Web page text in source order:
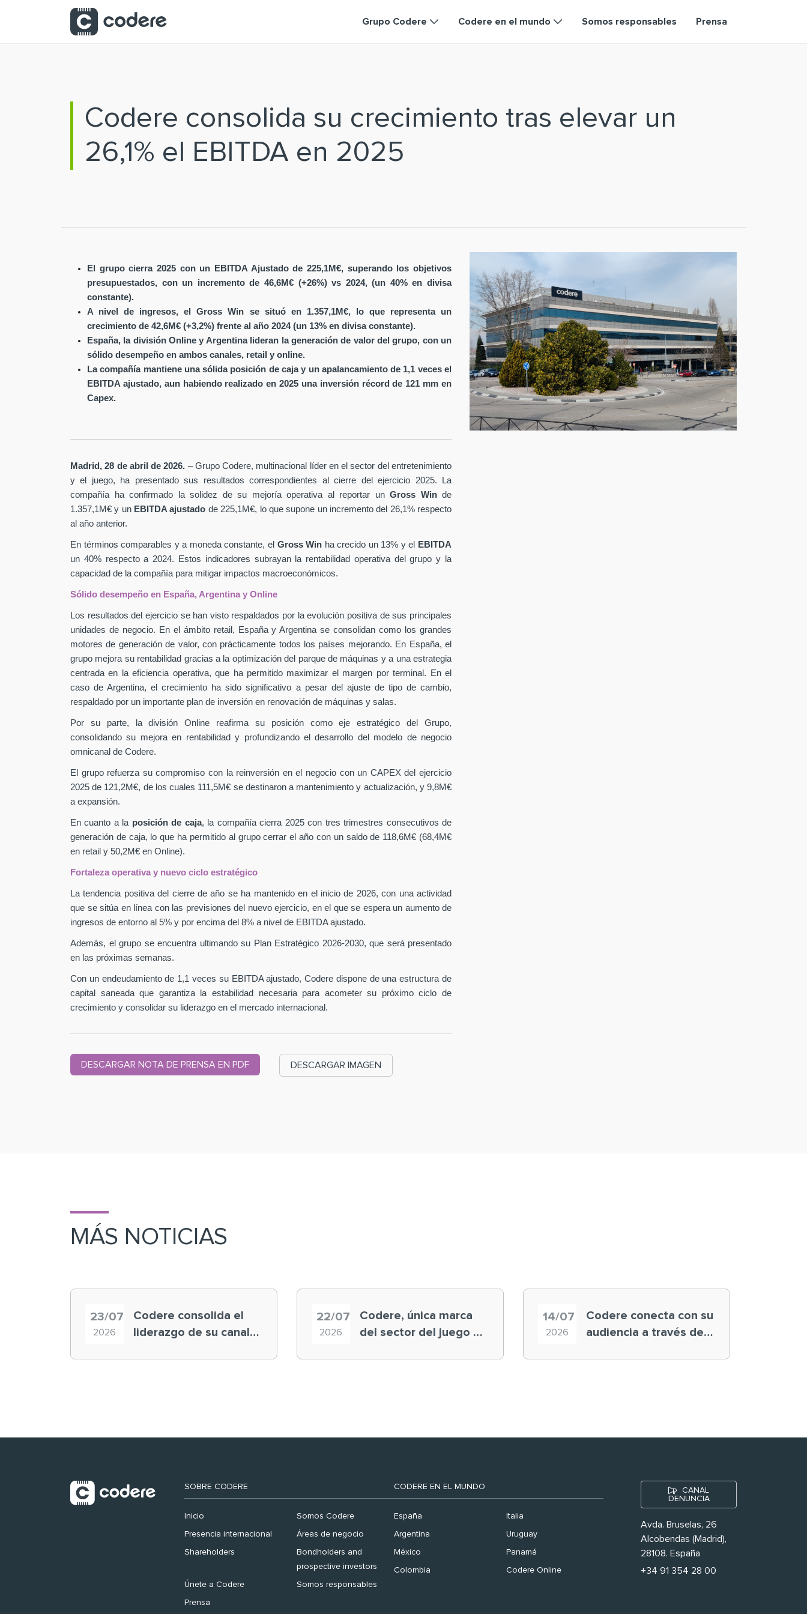
Saltar al contenido principal
Grupo Codere Codere en el mundo Somos responsables Prensa
Codere consolida su crecimiento tras elevar un
26,1% el EBITDA en 2025
El grupo cierra 2025 con un EBITDA Ajustado de 225,1M€, superando los objetivos
presupuestados, con un incremento de 46,6M€ (+26%) vs 2024, (un 40% en divisa
constante).
A nivel de ingresos, el Gross Win se situó en 1.357,1M€, lo que representa un
crecimiento de 42,6M€ (+3,2%) frente al año 2024 (un 13% en divisa constante).
España, la división Online y Argentina lideran la generación de valor del grupo, con un
sólido desempeño en ambos canales, retail y online.
La compañía mantiene una sólida posición de caja y un apalancamiento de 1,1 veces el
EBITDA ajustado, aun habiendo realizado en 2025 una inversión récord de 121 mm en
Capex.
Madrid, 28 de abril de 2026. – Grupo Codere, multinacional líder en el sector del entretenimiento
y el juego, ha presentado sus resultados correspondientes al cierre del ejercicio 2025. La
compañía ha confirmado la solidez de su mejoría operativa al reportar un Gross Win de
1.357,1M€ y un EBITDA ajustado de 225,1M€, lo que supone un incremento del 26,1% respecto
al año anterior.
En términos comparables y a moneda constante, el Gross Win ha crecido un 13% y el
EBITDA
un 40% respecto a 2024. Estos indicadores subrayan la rentabilidad operativa del grupo y la
capacidad de la compañía para mitigar impactos macroeconómicos.
Sólido desempeño en España, Argentina y Online
Los resultados del ejercicio se han visto respaldados por la evolución positiva de sus principales
unidades de negocio. En el ámbito retail, España y Argentina se consolidan como los grandes
motores de generación de valor, con prácticamente todos los países mejorando. En España, el
grupo mejora su rentabilidad gracias a la optimización del parque de máquinas y a una estrategia
centrada en la eficiencia operativa, que ha permitido maximizar el margen por terminal. En el
caso de Argentina, el crecimiento ha sido significativo a pesar del ajuste de tipo de cambio,
respaldado por un importante plan de inversión en renovación de máquinas y salas.
Por su parte, la división Online reafirma su posición como eje estratégico del Grupo,
consolidando su mejora en rentabilidad y profundizando el desarrollo del modelo de negocio
omnicanal de Codere.
El grupo refuerza su compromiso con la reinversión en el negocio con un CAPEX del ejercicio
2025 de 121,2M€, de los cuales 111,5M€ se destinaron a mantenimiento y actualización, y 9,8M€
a expansión.
En cuanto a la posición de caja, la compañía cierra 2025 con tres trimestres consecutivos de
generación de caja, lo que ha permitido al grupo cerrar el año con un saldo de 118,6M€ (68,4M€
en retail y 50,2M€ en Online).
Fortaleza operativa y nuevo ciclo estratégico
La tendencia positiva del cierre de año se ha mantenido en el inicio de 2026, con una actividad
que se sitúa en línea con las previsiones del nuevo ejercicio, en el que se espera un aumento de
ingresos de entorno al 5% y por encima del 8% a nivel de EBITDA ajustado.
Además, el grupo se encuentra ultimando su Plan Estratégico 2026-2030, que será presentado
en las próximas semanas.
Con un endeudamiento de 1,1 veces su EBITDA ajustado, Codere dispone de una estructura de
capital saneada que garantiza la estabilidad necesaria para acometer su próximo ciclo de
crecimiento y consolidar su liderazgo en el mercado internacional.
DESCARGAR NOTA DE PRENSA EN PDF DESCARGAR IMAGEN
MÁS NOTICIAS
23/07
2026
Codere consolida el
liderazgo de su canal
22/07
2026
Codere, única marca
del sector del juego en
14/07
2026
Codere conecta con su
audiencia a través de
SOBRE CODERE
Inicio Somos Codere
Presencia internacional Áreas de negocio
Shareholders
Bondholders and
prospective investors
Únete a Codere Somos responsables
Prensa
CODERE EN EL MUNDO
España Italia
Argentina Uruguay
México Panamá
Colombia Codere Online
CANAL
DENUNCIA
Avda. Bruselas, 26
Alcobendas (Madrid),
28108. España
+34 91 354 28 00